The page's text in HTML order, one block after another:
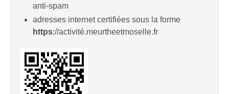
anti-spam
adresses internet certifiées sous la forme
https://activité.meurtheetmoselle.fr